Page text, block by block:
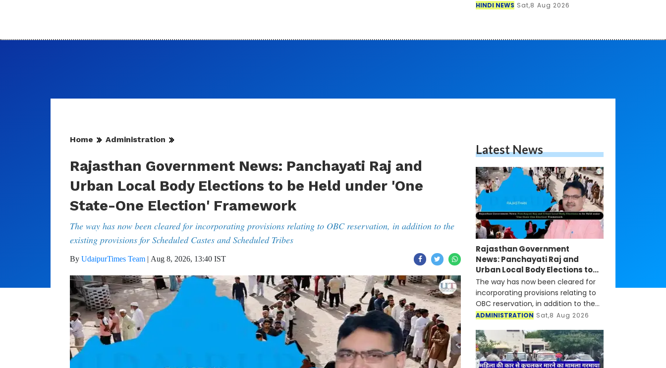
HINDI NEWS Sat,8 Aug 2026
Home Administration
Rajasthan Government News: Panchayati Raj and
Urban Local Body Elections to be Held under 'One
State-One Election' Framework
The way has now been cleared for incorporating provisions relating to OBC reservation, in addition to the
existing provisions for Scheduled Castes and Scheduled Tribes
By UdaipurTimes Team | Aug 8, 2026, 13:40 IST
Latest News
Rajasthan Government
News: Panchayati Raj and
Urban Local Body Elections to
be Held under 'One State-One
Election' Framework
The way has now been cleared for
incorporating provisions relating to
OBC reservation, in addition to the
existing provisions for Scheduled
ADMINISTRATION Sat,8 Aug 2026